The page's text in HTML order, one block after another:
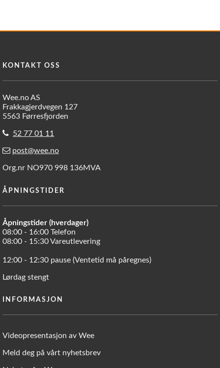
KONTAKT OSS
Wee.no AS
Frakkagjerdvegen 127
5563 Førresfjorden
52 77 01 11
post@wee.no
Org.nr NO970 998 136MVA
ÅPNINGSTIDER
Åpningstider (hverdager)
08:00 - 16:00 Telefon
08:00 - 15:30 Vareutlevering
12:00 - 12:30 pause (Ventetid må påregnes)
Lørdag stengt
INFORMASJON
Videopresentasjon av Wee
Meld deg på vårt nyhetsbrev